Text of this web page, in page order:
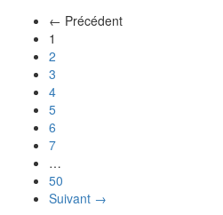
← Précédent
1
2
3
4
5
6
7
…
50
Suivant →